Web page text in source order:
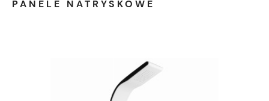
PANELE NATRYSKOWE